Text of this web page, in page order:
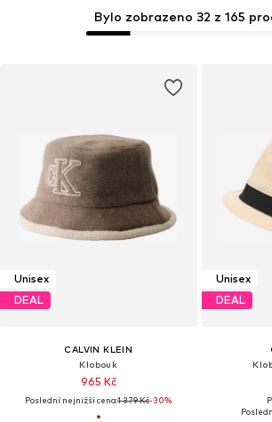
Unisex
DEAL
CALVIN KLEIN
Klobouk
965 Kč
Poslední nejnižší cena:1 379 Kč-30%
Unisex
DEAL
Bylo zobrazeno 32 z 165